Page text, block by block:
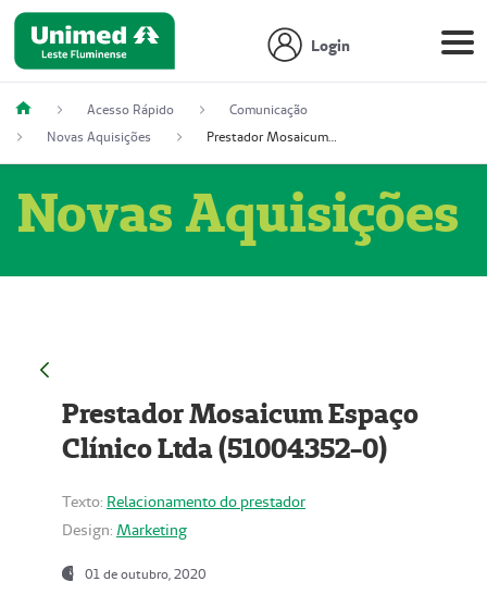
Login
Acesso Rápido
Comunicação
Novas Aquisições
Prestador Mosaicum Espaço Clínico Ltda (51004352-0)
Novas Aquisições
Prestador Mosaicum Espaço
Clínico Ltda (51004352-0)
Texto: Relacionamento do prestador
Design: Marketing
01 de outubro, 2020